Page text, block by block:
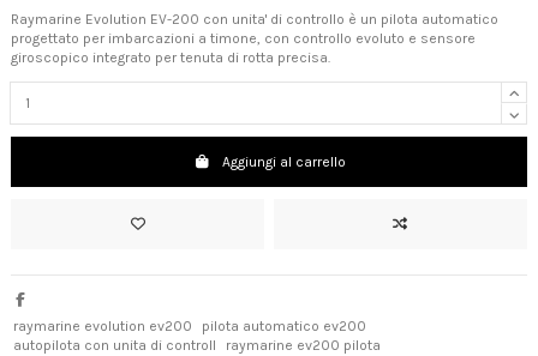
Raymarine Evolution EV-200 con unita' di controllo è un pilota automatico
progettato per imbarcazioni a timone, con controllo evoluto e sensore
giroscopico integrato per tenuta di rotta precisa.
Aggiungi al carrello
raymarine evolution ev200
pilota automatico ev200
autopilota con unita di controll
raymarine ev200 pilota